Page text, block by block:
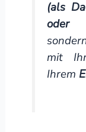
(als
oder
mit
Ihrem